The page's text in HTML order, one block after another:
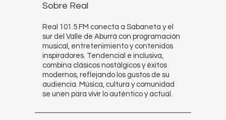
Sobre Real
Real 101.5 FM conecta a Sabaneta y el
sur del Valle de Aburrá con programación
musical, entretenimiento y contenidos
inspiradores. Tendencial e inclusiva,
combina clásicos nostálgicos y éxitos
modernos, reflejando los gustos de su
audiencia. Música, cultura y comunidad
se unen para vivir lo auténtico y actual.